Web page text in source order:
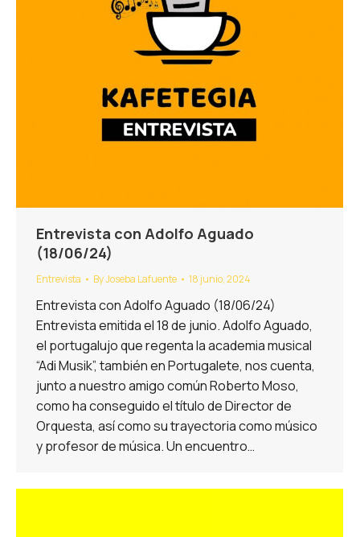
Entrevista con Adolfo Aguado
(18/06/24)
Entrevista ByJoseba Lafuente 18 junio, 2024
Entrevista con Adolfo Aguado (18/06/24)
Entrevista emitida el 18 de junio. Adolfo Aguado,
el portugalujo que regenta la academia musical
“Adi Musik”, también en Portugalete, nos cuenta,
junto a nuestro amigo común Roberto Moso,
como ha conseguido el título de Director de
Orquesta, así como su trayectoria como músico
y profesor de música. Un encuentro…